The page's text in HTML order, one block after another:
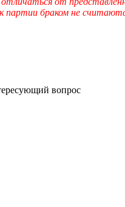
партии браком не
вопрос